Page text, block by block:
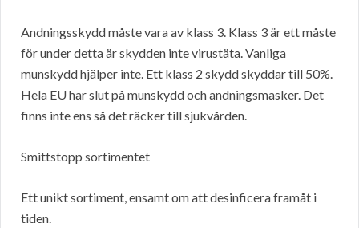
Andningsskydd måste vara av klass 3. Klass 3 är ett måste
för under detta är skydden inte virustäta. Vanliga
munskydd hjälper inte. Ett klass 2 skydd skyddar till 50%.
Hela EU har slut på munskydd och andningsmasker. Det
finns inte ens så det räcker till sjukvården.
Smittstopp sortimentet
Ett unikt sortiment, ensamt om att desinficera framåt i
tiden.